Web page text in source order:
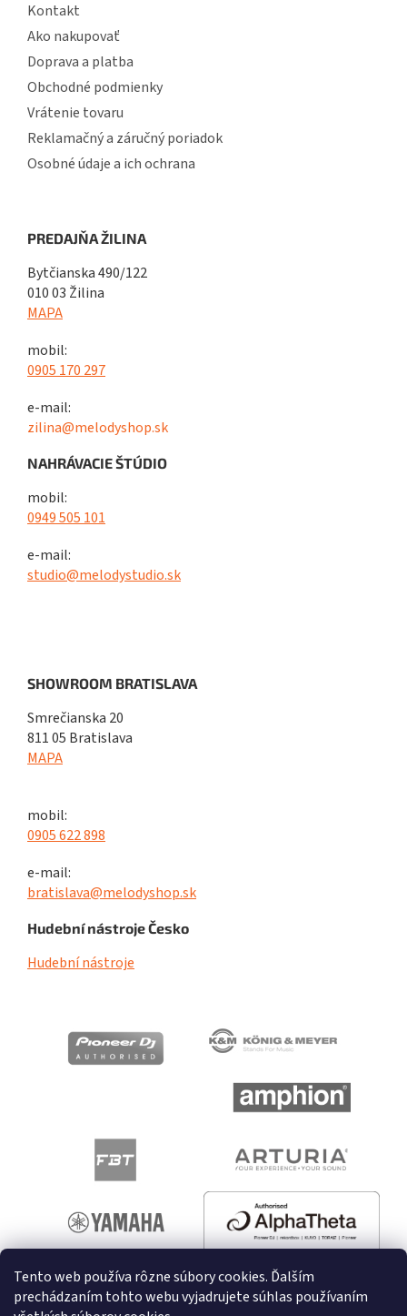
Tento web používa rôzne súbory cookies. Ďalším
prechádzaním tohto webu vyjadrujete súhlas používaním
Kontakt
Ako nakupovať
Doprava a platba
Obchodné podmienky
Vrátenie tovaru
Reklamačný a záručný poriadok
Osobné údaje a ich ochrana
PREDAJŇA ŽILINA
Bytčianska 490/122
010 03 Žilina
MAPA
mobil:
0905 170 297
e-mail:
zilina@melodyshop.sk
NAHRÁVACIE ŠTÚDIO
mobil:
0949 505 101
e-mail:
studio@melodystudio.sk
SHOWROOM BRATISLAVA
Smrečianska 20
811 05 Bratislava
MAPA
mobil:
0905 622 898
e-mail:
bratislava@melodyshop.sk
Hudební nástroje Česko
Hudební nástroje